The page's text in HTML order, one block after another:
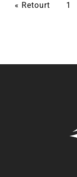
« Retourt 1